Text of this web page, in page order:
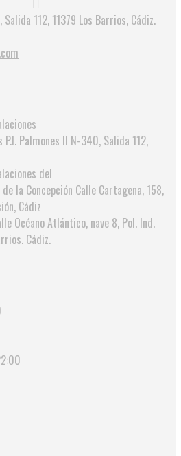
112, 11379 Los Barrios, Cádiz.
P.I. Palmones II N-340, Salida 112,
del
la Concepción Calle Cartagena, 158,
Cádiz
Océano Atlántico, nave 8, Pol. Ind.
Cádiz.